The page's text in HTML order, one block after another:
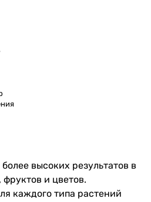
высоких результатов в
и цветов.
каждого типа растений